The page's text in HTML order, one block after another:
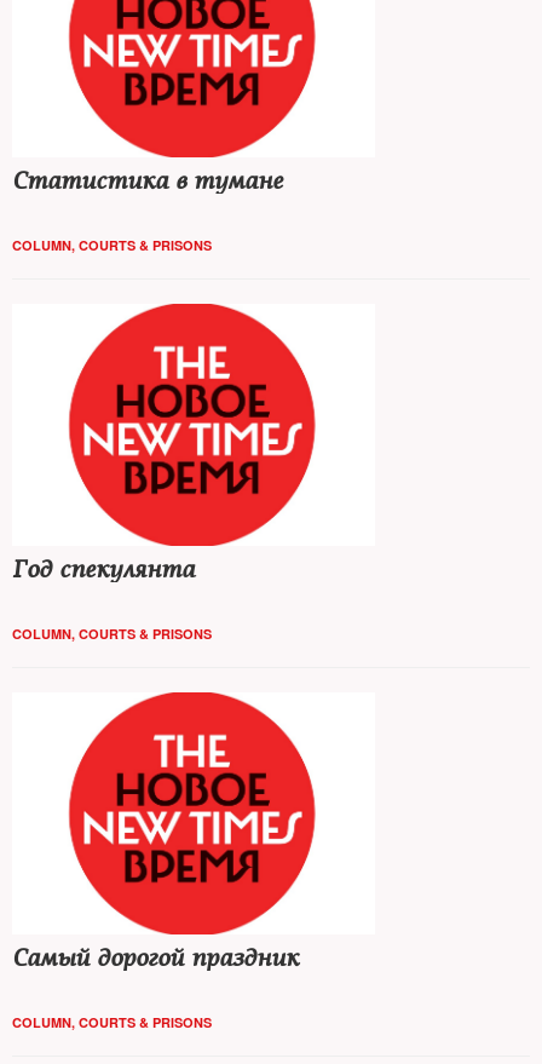
Статистика в тумане
COLUMN, COURTS & PRISONS
Год спекулянта
COLUMN, COURTS & PRISONS
Самый дорогой праздник
COLUMN, COURTS & PRISONS